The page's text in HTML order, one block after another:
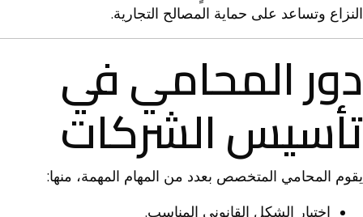
النزاع وتساعد على حماية المصالح التجارية.
دور المحامي في
تأسيس الشركات
يقوم المحامي المتخصص بعدد من المهام المهمة، منها:
اختيار الشكل القانوني المناسب.